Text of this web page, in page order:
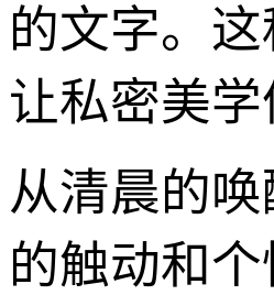
的文字。
让私密美
从清晨的
的触动和